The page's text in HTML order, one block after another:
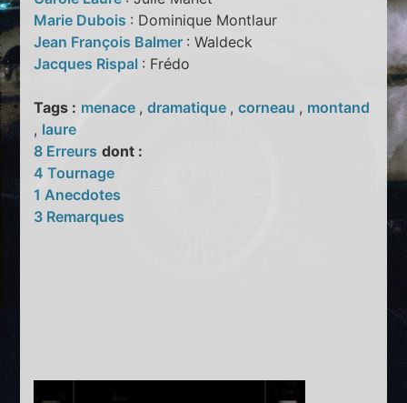
Marie Dubois : Dominique Montlaur
Jean François Balmer : Waldeck
Jacques Rispal : Frédo
Tags : menace ,dramatique ,corneau , montand
, laure
8 Erreurs dont :
4 Tournage
1 Anecdotes
3 Remarques